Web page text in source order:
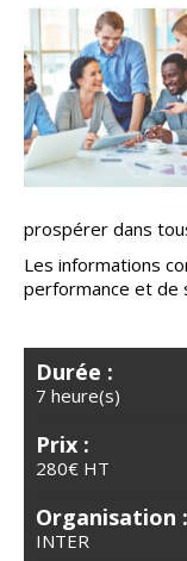
prospérer dans
Les informations
performance et de
Durée :
7 heure(s)
Prix :
280€ HT
Organisation :
INTER